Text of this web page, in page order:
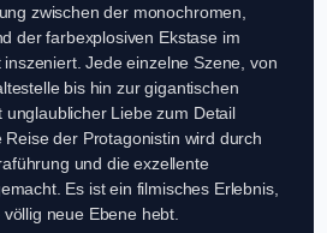
zwischen der monochromen,
der farbexplosiven Ekstase im
Jede einzelne Szene, von
bis hin zur gigantischen
unglaublicher Liebe zum Detail
der Protagonistin wird durch
und die exzellente
Es ist ein filmisches Erlebnis,
neue Ebene hebt.